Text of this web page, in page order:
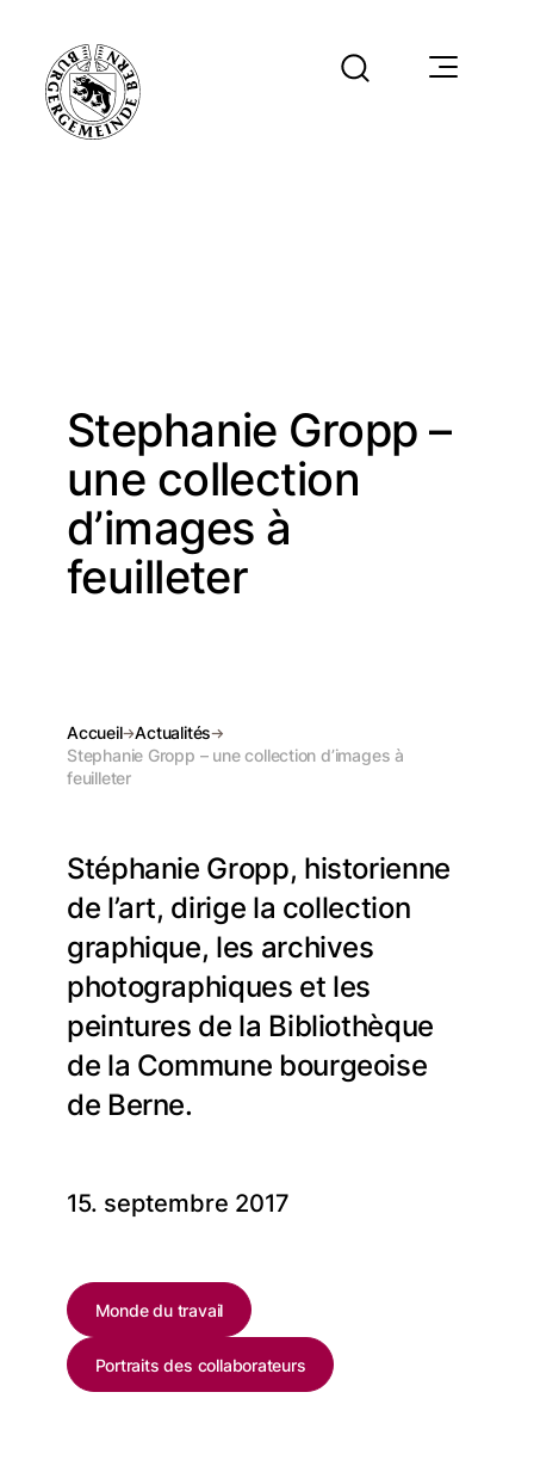
Stephanie Gropp –
une collection
d’images à
feuilleter
Accueil
Actualités
Stephanie Gropp – une collection d’images à
feuilleter
Stéphanie Gropp, historienne
de l’art, dirige la collection
graphique, les archives
photographiques et les
peintures de la Bibliothèque
de la Commune bourgeoise
de Berne.
15. septembre 2017
Monde du travail
Portraits des collaborateurs